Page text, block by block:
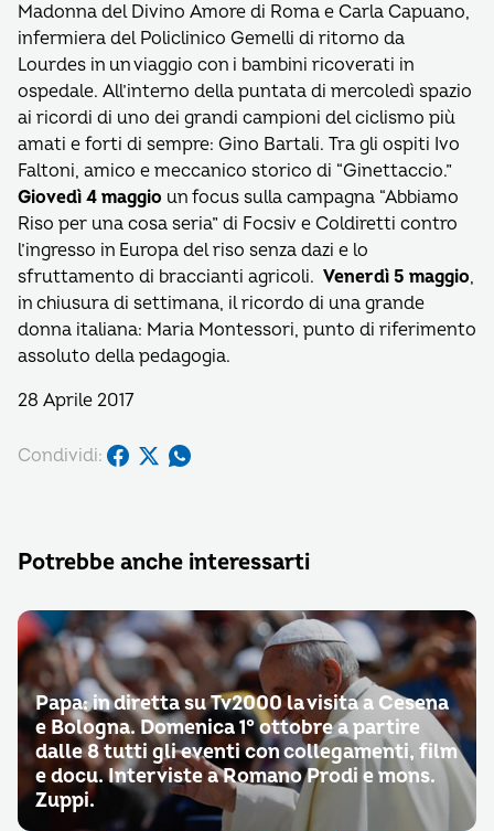
Madonna del Divino Amore di Roma e Carla Capuano,
infermiera del Policlinico Gemelli di ritorno da
Lourdes in un viaggio con i bambini ricoverati in
ospedale. All’interno della puntata di mercoledì spazio
ai ricordi di uno dei grandi campioni del ciclismo più
amati e forti di sempre: Gino Bartali. Tra gli ospiti Ivo
Faltoni, amico e meccanico storico di “Ginettaccio.”
Giovedì 4 maggio un focus sulla campagna “Abbiamo
Riso per una cosa seria” di Focsiv e Coldiretti contro
l’ingresso in Europa del riso senza dazi e lo
sfruttamento di braccianti agricoli. Venerdì 5 maggio,
in chiusura di settimana, il ricordo di una grande
donna italiana: Maria Montessori, punto di riferimento
assoluto della pedagogia.
28 Aprile 2017
Condividi:
Potrebbe anche interessarti
Papa: in diretta su Tv2000 la visita a Cesena
e Bologna. Domenica 1° ottobre a partire
dalle 8 tutti gli eventi con collegamenti, film
e docu. Interviste a Romano Prodi e mons.
Zuppi.